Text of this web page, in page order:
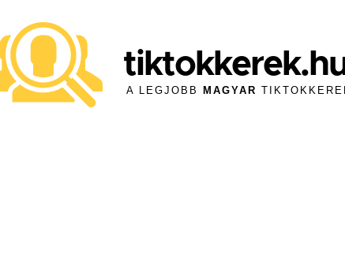
A LEGJOBB MAGYAR